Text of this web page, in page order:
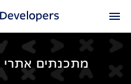
menu
מתכנתים אתרי